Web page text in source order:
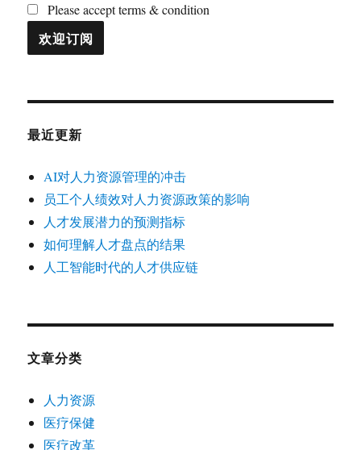
Please accept terms & condition
最近更新
AI对人力资源管理的冲击
员工个人绩效对人力资源政策的影响
人才发展潜力的预测指标
如何理解人才盘点的结果
人工智能时代的人才供应链
文章分类
人力资源
医疗保健
医疗改革